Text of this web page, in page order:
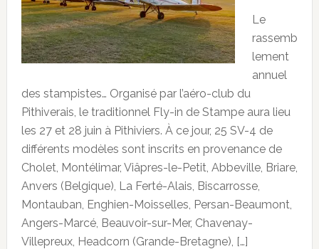
Le
rassemb
lement
annuel
des stampistes… Organisé par l’aéro-club du
Pithiverais, le traditionnel Fly-in de Stampe aura lieu
les 27 et 28 juin à Pithiviers. À ce jour, 25 SV-4 de
différents modèles sont inscrits en provenance de
Cholet, Montélimar, Viâpres-le-Petit, Abbeville, Briare,
Anvers (Belgique), La Ferté-Alais, Biscarrosse,
Montauban, Enghien-Moisselles, Persan-Beaumont,
Angers-Marcé, Beauvoir-sur-Mer, Chavenay-
Villepreux, Headcorn (Grande-Bretagne), […]